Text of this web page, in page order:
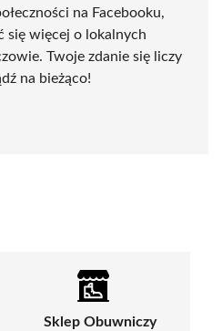
na Facebooku,
się więcej o lokalnych
Twoje zdanie się liczy
na bieżąco!
Sklep Obuwniczy